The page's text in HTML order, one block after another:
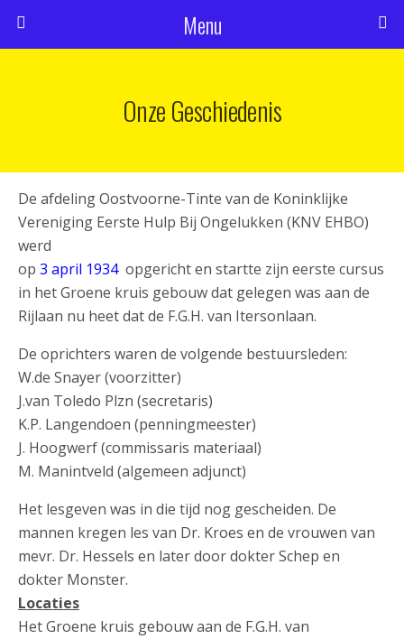
Menu
Onze Geschiedenis
De afdeling Oostvoorne-Tinte van de Koninklijke
Vereniging Eerste Hulp Bij Ongelukken (KNV EHBO)
werd
op 3 april 1934 opgericht en startte zijn eerste cursus
in het Groene kruis gebouw dat gelegen was aan de
Rijlaan nu heet dat de F.G.H. van Itersonlaan.
De oprichters waren de volgende bestuursleden:
W.de Snayer (voorzitter)
J.van Toledo Plzn (secretaris)
K.P. Langendoen (penningmeester)
J. Hoogwerf (commissaris materiaal)
M. Manintveld (algemeen adjunct)
Het lesgeven was in die tijd nog gescheiden. De
mannen kregen les van Dr. Kroes en de vrouwen van
mevr. Dr. Hessels en later door dokter Schep en
dokter Monster.
Locaties
Het Groene kruis gebouw aan de F.G.H. van